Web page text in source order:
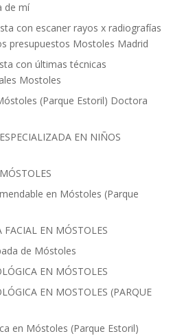
de mí
con escaner rayos x radiografías
presupuestos Mostoles Madrid
con últimas técnicas
Mostoles
(Parque Estoril) Doctora
EN NIÑOS
en Móstoles (Parque
FACIAL EN MÓSTOLES
de Móstoles
EN MÓSTOLES
EN MOSTOLES (PARQUE
en Móstoles (Parque Estoril)